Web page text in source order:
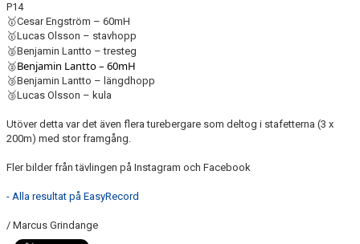
P14
🥇Cesar Engström – 60mH
🥇Lucas Olsson – stavhopp
🥈Benjamin Lantto – tresteg
🥈Benjamin Lantto – 60mH
🥉Benjamin Lantto – längdhopp
🥉Lucas Olsson – kula
Utöver detta var det även flera turebergare som deltog i stafetterna (3 x
200m) med stor framgång.
Fler bilder från tävlingen på Instagram och Facebook
- Alla resultat på EasyRecord
/ Marcus Grindange